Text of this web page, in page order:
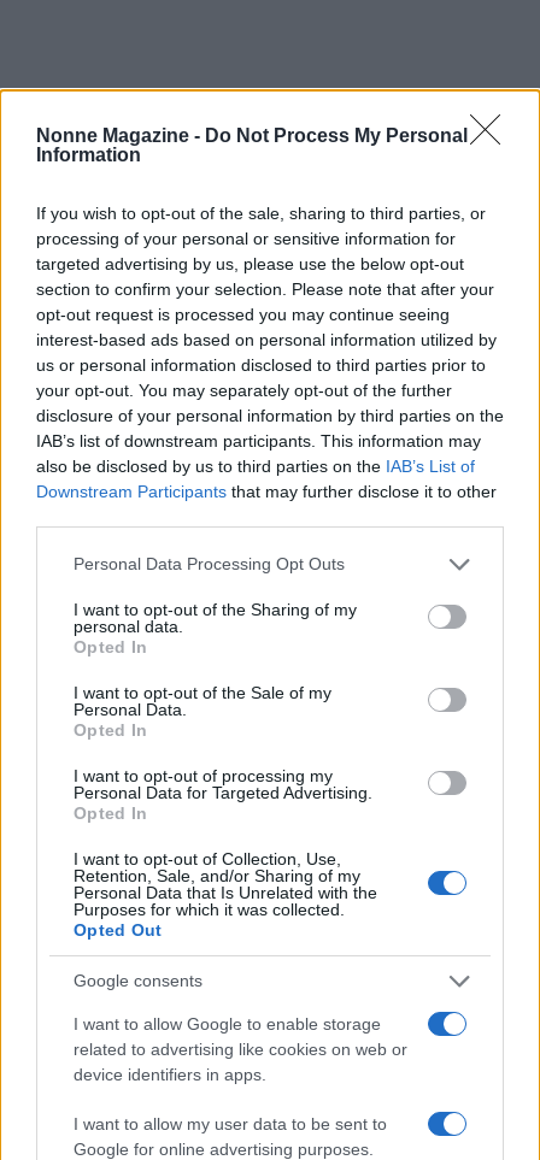
Nonne Magazine - Do Not Process My Personal
Information
If you wish to opt-out of the sale, sharing to third parties, or
processing of your personal or sensitive information for
targeted advertising by us, please use the below opt-out
section to confirm your selection. Please note that after your
opt-out request is processed you may continue seeing
interest-based ads based on personal information utilized by
us or personal information disclosed to third parties prior to
your opt-out. You may separately opt-out of the further
disclosure of your personal information by third parties on the
IAB’s list of downstream participants. This information may
also be disclosed by us to third parties on the IAB’s List of
Downstream Participants that may further disclose it to other
Please note that this website/app uses one or more Google
not limited to your visit or usage behaviour. You may click to
grant or deny consent to Google and its third-party tags to
use your data for below specified purposes in below Google
consent section.
Personal Data Processing Opt Outs
I want to opt-out of the Sharing of my
personal data.
Opted In
I want to opt-out of the Sale of my
Personal Data.
Opted In
I want to opt-out of processing my
Personal Data for Targeted Advertising.
Opted In
I want to opt-out of Collection, Use,
Retention, Sale, and/or Sharing of my
Personal Data that Is Unrelated with the
Purposes for which it was collected.
Opted Out
Google consents
I want to allow Google to enable storage
related to advertising like cookies on web or
device identifiers in apps.
I want to allow my user data to be sent to
Google for online advertising purposes.
AUTORE
AiAdhubMedia
Continua a leggere
NEWS